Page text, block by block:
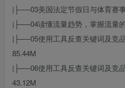
|├──03美国法定节假日与体育赛
|├──04读懂流量趋势，掌握流量
|├──05使用工具反查关键词及竞
85.44M
|├──06使用工具反查关键词及竞
43.12M